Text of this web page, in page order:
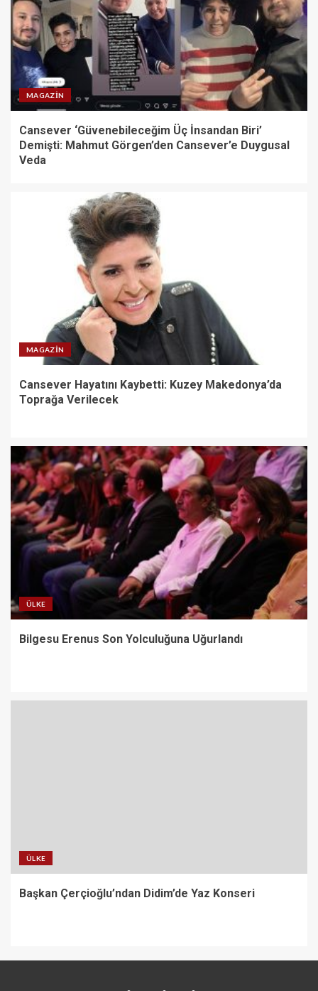
MAGAZIN
Cansever ‘Güvenebileceğim Üç İnsandan Biri’
Demişti: Mahmut Görgen’den Cansever’e Duygusal
Veda
MAGAZIN
Cansever Hayatını Kaybetti: Kuzey Makedonya’da
Toprağa Verilecek
ÜLKE
Bilgesu Erenus Son Yolculuğuna Uğurlandı
ÜLKE
Başkan Çerçioğlu’ndan Didim’de Yaz Konseri